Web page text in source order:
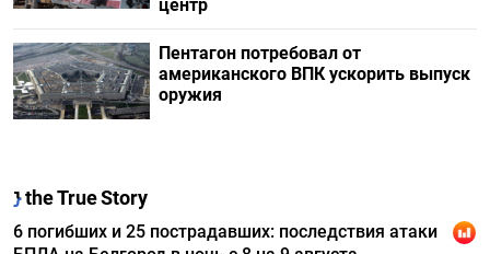
центр
Пентагон потребовал от
американского ВПК ускорить выпуск
оружия